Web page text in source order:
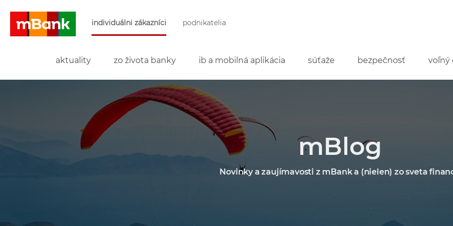
individuálni zákazníci podnikatelia
aktuality zo života banky ib a mobilná aplikácia súťaže bezpečnosť voľný
mBlog
Novinky a zaujímavosti z mBank a (nielen) zo sveta